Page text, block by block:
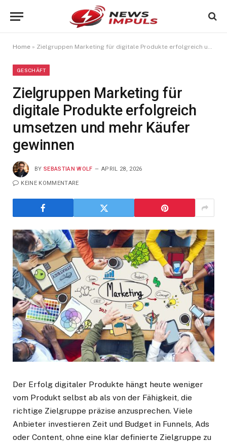
Home » Zielgruppen Marketing für digitale Produkte erfolgreich umsetzen und mehr Käufer gewinnen
GESCHÄFT
Zielgruppen Marketing für
digitale Produkte erfolgreich
umsetzen und mehr Käufer
gewinnen
BY SEBASTIAN WOLF APRIL 28, 2026
KEINE KOMMENTARE
Der Erfolg digitaler Produkte hängt heute weniger
vom Produkt selbst ab als von der Fähigkeit, die
richtige Zielgruppe präzise anzusprechen. Viele
Anbieter investieren Zeit und Budget in Funnels, Ads
oder Content, ohne eine klar definierte Zielgruppe zu